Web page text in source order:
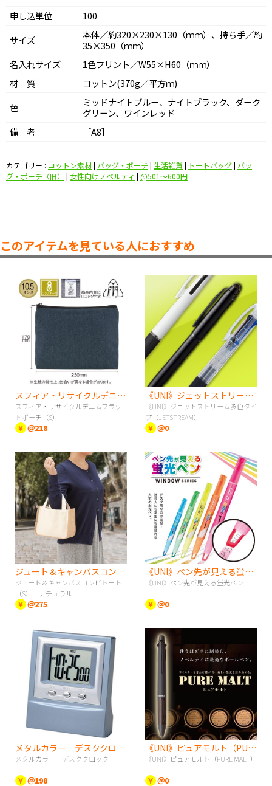
申し込単位
100
サイズ
本体／約320×230×130（ｍｍ）、持ち手／約
35×350（ｍｍ）
名入れサイズ
1色プリント／W55×H60（ｍｍ）
材 質
コットン(370g／平方ｍ)
色
ミッドナイトブルー、ナイトブラック、ダーク
グリーン、ワインレッド
備 考
［A8］
カテゴリー : コットン素材| バッグ・ポーチ| 生活雑貨| トートバッグ| バッ
グ・ポーチ（旧）
| 女性向けノベルティ | @501〜600円
このアイテムを見ている人におすすめ
スフィア・リサイクルデニムフラットポーチ（S）
スフィア・リサイクルデニムフラッ
トポーチ（S）
￥ ＠218
《UNI》ジェットストリーム多色タイプ（JETSTREAM）
《UNI》ジェットストリーム多色タイ
プ（JETSTREAM）
￥ ＠0
ジュート＆キャンバスコンビトート（S） ナチュラル
ジュート＆キャンバスコンビトート
（S） ナチュラル
￥ ＠275
《UNI》ペン先が見える蛍光ペン
《UNI》ペン先が見える蛍光ペン
￥ ＠0
メタルカラー デスククロック
メタルカラー デスククロック
￥ ＠198
《UNI》ピュアモルト（PURE MALT）
《UNI》ピュアモルト（PURE MALT）
￥ ＠0